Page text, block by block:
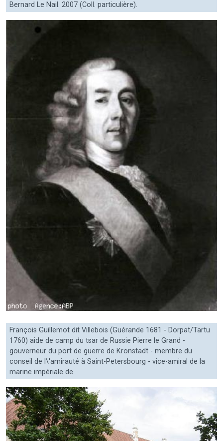
Bernard Le Nail. 2007 (Coll. particulière).
François Guillemot dit Villebois (Guérande 1681 - Dorpat/Tartu
1760) aide de camp du tsar de Russie Pierre le Grand -
gouverneur du port de guerre de Kronstadt - membre du
conseil de l\'amirauté à Saint-Petersbourg - vice-amiral de la
marine impériale de